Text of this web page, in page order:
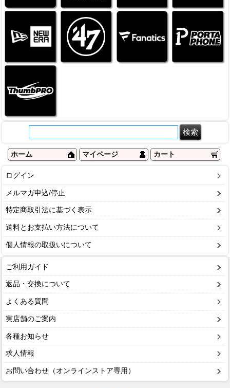
ホーム マイページ カート
ログイン
メルマガ申込/停止
特定商取引法に基づく表示
送料とお支払い方法について
個人情報の取扱いについて
ご利用ガイド
返品・交換について
よくある質問
実店舗のご案内
各種お知らせ
求人情報
お問い合わせ（オンラインストア専用）